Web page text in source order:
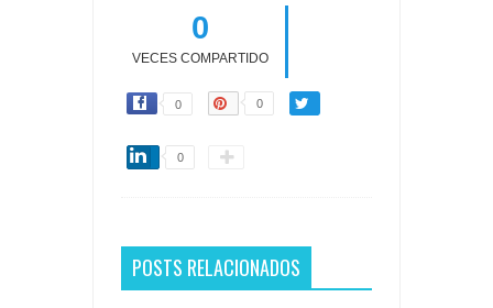
0
VECES COMPARTIDO
0 0
0
POSTS RELACIONADOS